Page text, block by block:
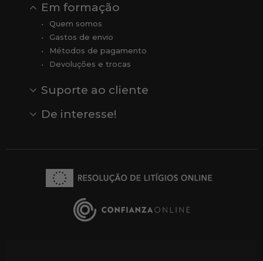
Em formação
Quem somos
Gastos de envio
Métodos de pagamento
Devoluções e trocas
Suporte ao cliente
Comentários
Comentários do Google
De interesse!